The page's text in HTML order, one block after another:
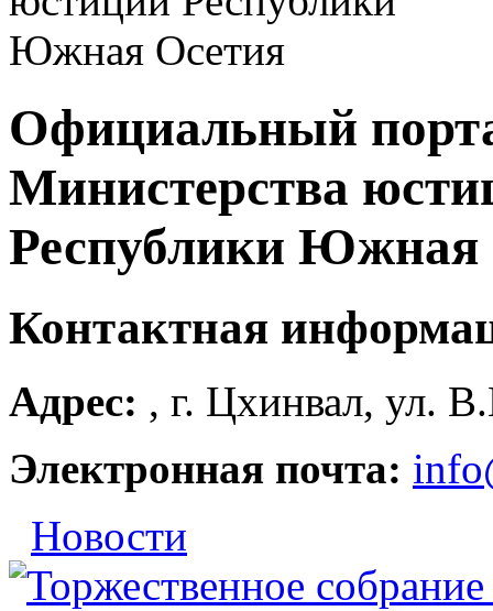
Официальный
Министерства
Республики Южная
Контактная
Адрес: , г. Цхинвал, ул.
Электронная почта:
Новости